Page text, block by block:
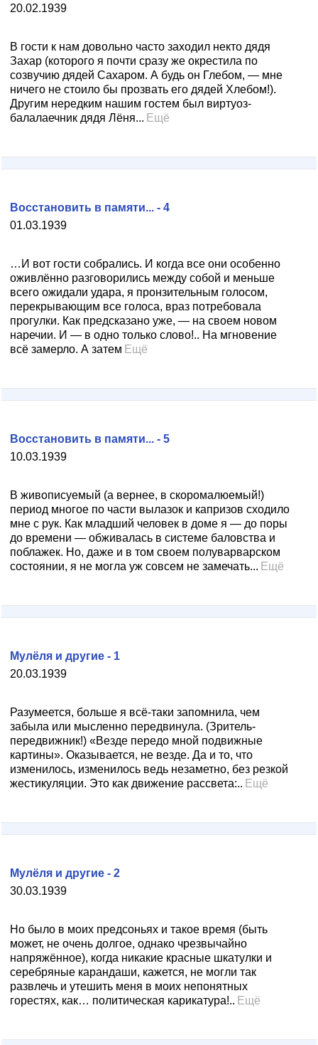
20.02.1939
В гости к нам довольно часто заходил некто дядя
Захар (которого я почти сразу же окрестила по
созвучию дядей Сахаром. А будь он Глебом, — мне
ничего не стоило бы прозвать его дядей Хлебом!).
Другим нередким нашим гостем был виртуоз-
балалаечник дядя Лёня... Ещё
01.03.1939
Восстановить в памяти... - 4
…И вот гости собрались. И когда все они особенно
оживлённо разговорились между собой и меньше
всего ожидали удара, я пронзительным голосом,
перекрывающим все голоса, враз потребовала
прогулки. Как предсказано уже, — на своем новом
наречии. И — в одно только слово!.. На мгновение
всё замерло. А затем Ещё
10.03.1939
Восстановить в памяти... - 5
В живописуемый (а вернее, в скоромалюемый!)
период многое по части вылазок и капризов сходило
мне с рук. Как младший человек в доме я — до поры
до времени — обживалась в системе баловства и
поблажек. Но, даже и в том своем полуварварском
состоянии, я не могла уж совсем не замечать... Ещё
20.03.1939
Мулёля и другие - 1
Разумеется, больше я всё-таки запомнила, чем
забыла или мысленно передвинула. (Зритель-
передвижник!) «Везде передо мной подвижные
картины». Оказывается, не везде. Да и то, что
изменилось, изменилось ведь незаметно, без резкой
жестикуляции. Это как движение рассвета:.. Ещё
30.03.1939
Мулёля и другие - 2
Но было в моих предсоньях и такое время (быть
может, не очень долгое, однако чрезвычайно
напряжённое), когда никакие красные шкатулки и
серебряные карандаши, кажется, не могли так
развлечь и утешить меня в моих непонятных
горестях, как… политическая карикатура!.. Ещё